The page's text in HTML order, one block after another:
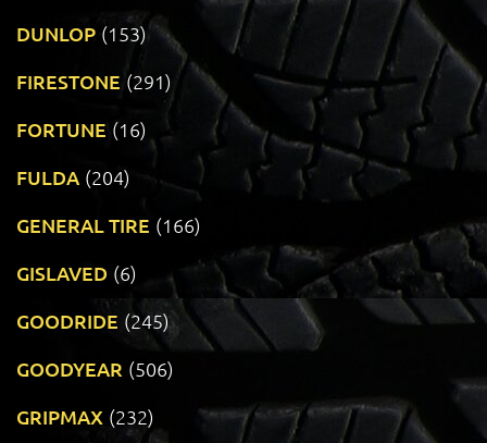
DUNLOP (153)
FIRESTONE (291)
FORTUNE (16)
FULDA (204)
GENERAL TIRE (166)
GISLAVED (6)
GOODRIDE (245)
GOODYEAR (506)
GRIPMAX (232)